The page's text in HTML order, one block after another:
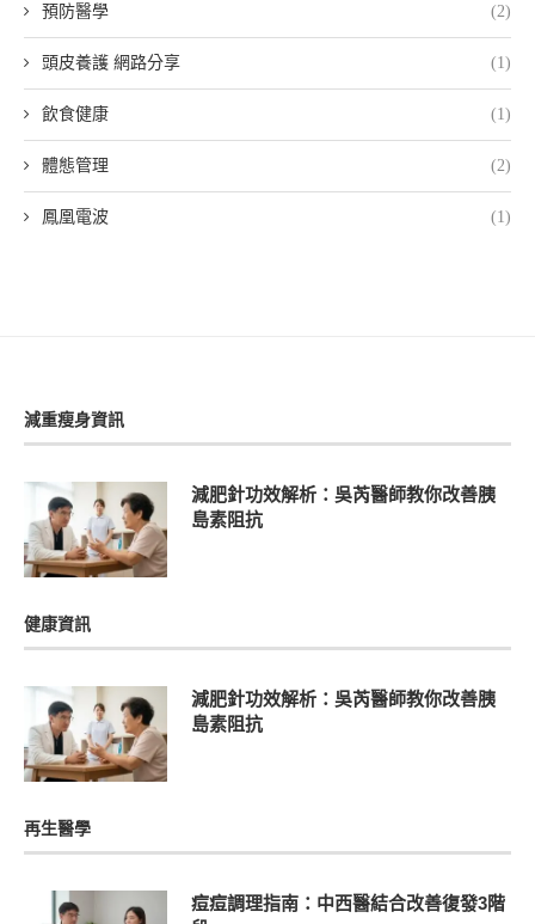
預防醫學 (2)
頭皮養護 網路分享 (1)
飲食健康 (1)
體態管理 (2)
鳳凰電波 (1)
減重瘦身資訊
減肥針功效解析：吳芮醫師教你改善胰
島素阻抗
健康資訊
減肥針功效解析：吳芮醫師教你改善胰
島素阻抗
再生醫學
痘痘調理指南：中西醫結合改善復發3階